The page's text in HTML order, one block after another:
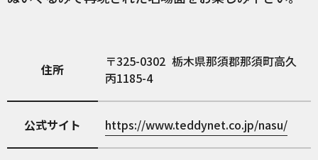
住所 325-0302 栃木県那須郡那須町高久
丙1185-4
公式サイト https://www.teddynet.co.jp/nasu/